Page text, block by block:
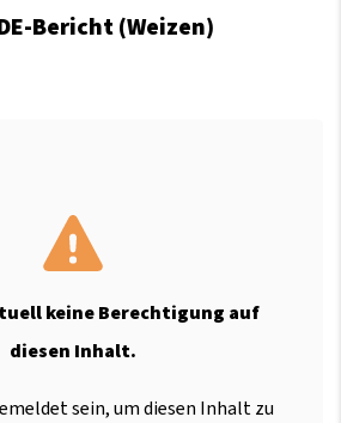
Bericht (Weizen)
keine Berechtigung auf
diesen Inhalt.
sein, um diesen Inhalt zu